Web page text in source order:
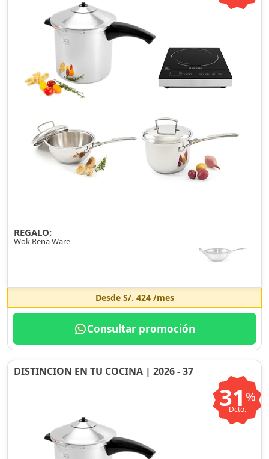
REGALO:
Wok Rena Ware
Desde S/. 424/mes
Consultar promoción
DISTINCION EN TU COCINA | 2026 - 37
31 %
Dcto.